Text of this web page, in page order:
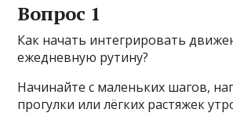
Вопрос 1
Как начать интегрировать
ежедневную рутину?
Начинайте с маленьких шагов,
прогулки или лёгких растяжек